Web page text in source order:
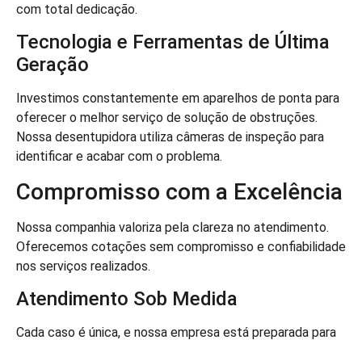
com total dedicação.
Tecnologia e Ferramentas de Última
Geração
Investimos constantemente em aparelhos de ponta para
oferecer o melhor serviço de solução de obstruções.
Nossa desentupidora utiliza câmeras de inspeção para
identificar e acabar com o problema.
Compromisso com a Excelência
Nossa companhia valoriza pela clareza no atendimento.
Oferecemos cotações sem compromisso e confiabilidade
nos serviços realizados.
Atendimento Sob Medida
Cada caso é única, e nossa empresa está preparada para